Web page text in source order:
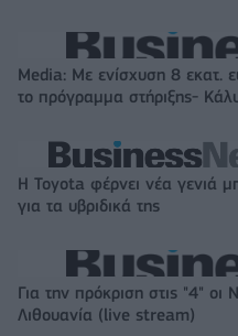
Media: Με ενίσχυση 8 εκατ.
το πρόγραμμα στήριξης-
Η Toyota φέρνει νέα γενιά
για τα υβριδικά της
Για την πρόκριση στις "4"
Λιθουανία (live stream)